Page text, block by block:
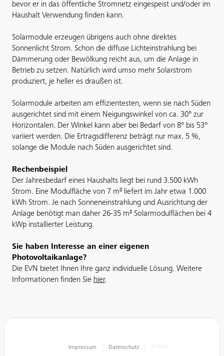
bevor er in das öffentliche Stromnetz eingespeist und/oder im
Haushalt Verwendung finden kann.
Solarmodule erzeugen übrigens auch ohne direktes
Sonnenlicht Strom. Schon die diffuse Lichteinstrahlung bei
Dämmerung oder Bewölkung reicht aus, um die Anlage in
Betrieb zu setzen. Natürlich wird umso mehr Solarstrom
produziert, je heller es draußen ist.
Solarmodule arbeiten am effizientesten, wenn sie nach Süden
ausgerichtet sind mit einem Neigungswinkel von ca. 30° zur
Horizontalen. Der Winkel kann aber bei Bedarf von 8° bis 53°
variiert werden. Die Ertragsdifferenz beträgt nur max. 5 %,
solange die Module nach Süden ausgerichtet sind.
Rechenbeispiel
Der Jahresbedarf eines Haushalts liegt bei rund 3.500 kWh
Strom. Eine Modulfläche von 7 m² liefert im Jahr etwa 1.000
kWh Strom. Je nach Sonneneinstrahlung und Ausrichtung der
Anlage benötigt man daher 26-35 m² Solarmodulflächen bei 4
kWp installierter Leistung.
Sie haben Interesse an einer eigenen
Photovoltaikanlage?
Die EVN bietet Ihnen Ihre ganz individuelle Lösung. Weitere
Informationen finden Sie hier.
Impressum Datenschutz v1.0.0.0